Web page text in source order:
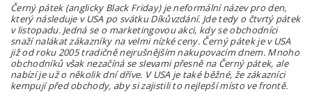
Černý pátek (anglicky Black Friday) je neformální název pro den,
který následuje v USA po svátku Díkůvzdání. Jde tedy o čtvrtý pátek
v listopadu. Jedná se o marketingovou akci, kdy se obchodníci
snaží nalákat zákazníky na velmi nízké ceny. Černý pátek je v USA
již od roku 2005 tradičně nejrušnějším nakupovacím dnem. Mnoho
obchodníků však nezačíná se slevami přesně na Černý pátek, ale
nabízí je už o několik dní dříve. V USA je také běžné, že zákazníci
kempují před obchody, aby si zajistili to nejlepší místo ve frontě.